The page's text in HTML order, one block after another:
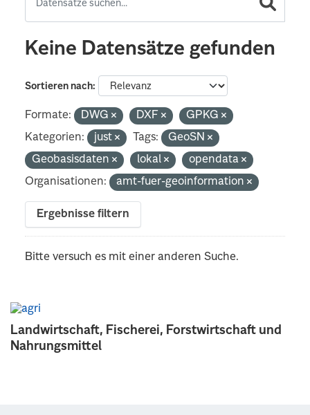
Landwirtschaft, Fischerei, Forstwirtschaft und
Nahrungsmittel
Keine Datensätze gefunden
Sortieren nach
Formate: DWG DXF
GPKG
Kategorien:
just Tags:
GeoSN
Geobasisdaten
lokal
opendata
Organisationen:
amt-fuer-geoinformation
Ergebnisse filtern
Bitte versuch es mit einer anderen Suche.